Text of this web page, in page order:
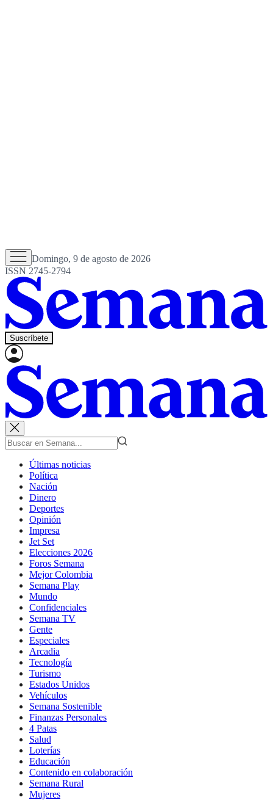
Domingo, 9 de agosto de 2026
ISSN 2745-2794
Suscríbete
Últimas noticias
Política
Nación
Dinero
Deportes
Opinión
Impresa
Jet Set
Elecciones 2026
Foros Semana
Mejor Colombia
Semana Play
Mundo
Confidenciales
Semana TV
Gente
Especiales
Arcadia
Tecnología
Turismo
Estados Unidos
Vehículos
Semana Sostenible
Finanzas Personales
4 Patas
Salud
Loterías
Educación
Contenido en colaboración
Semana Rural
Mujeres